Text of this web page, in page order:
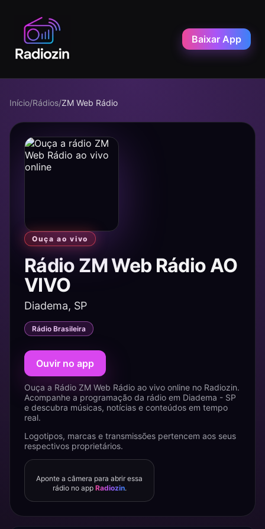
Baixar App
Início/Rádios/ZM Web Rádio
Ouça ao vivo
Rádio ZM Web Rádio AO
VIVO
Diadema, SP
Rádio Brasileira
Ouvir no app
Ouça a Rádio ZM Web Rádio ao vivo online no Radiozin.
Acompanhe a programação da rádio em Diadema - SP
e descubra músicas, notícias e conteúdos em tempo
real.
Logotipos, marcas e transmissões pertencem aos seus
respectivos proprietários.
Aponte a câmera para abrir essa
rádio no app Radiozin.